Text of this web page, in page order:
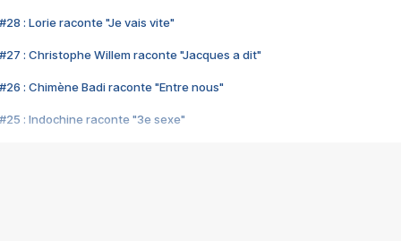
#28 : Lorie raconte "Je vais vite"
#27 : Christophe Willem raconte "Jacques a dit"
#26 : Chimène Badi raconte "Entre nous"
#25 : Indochine raconte "3e sexe"